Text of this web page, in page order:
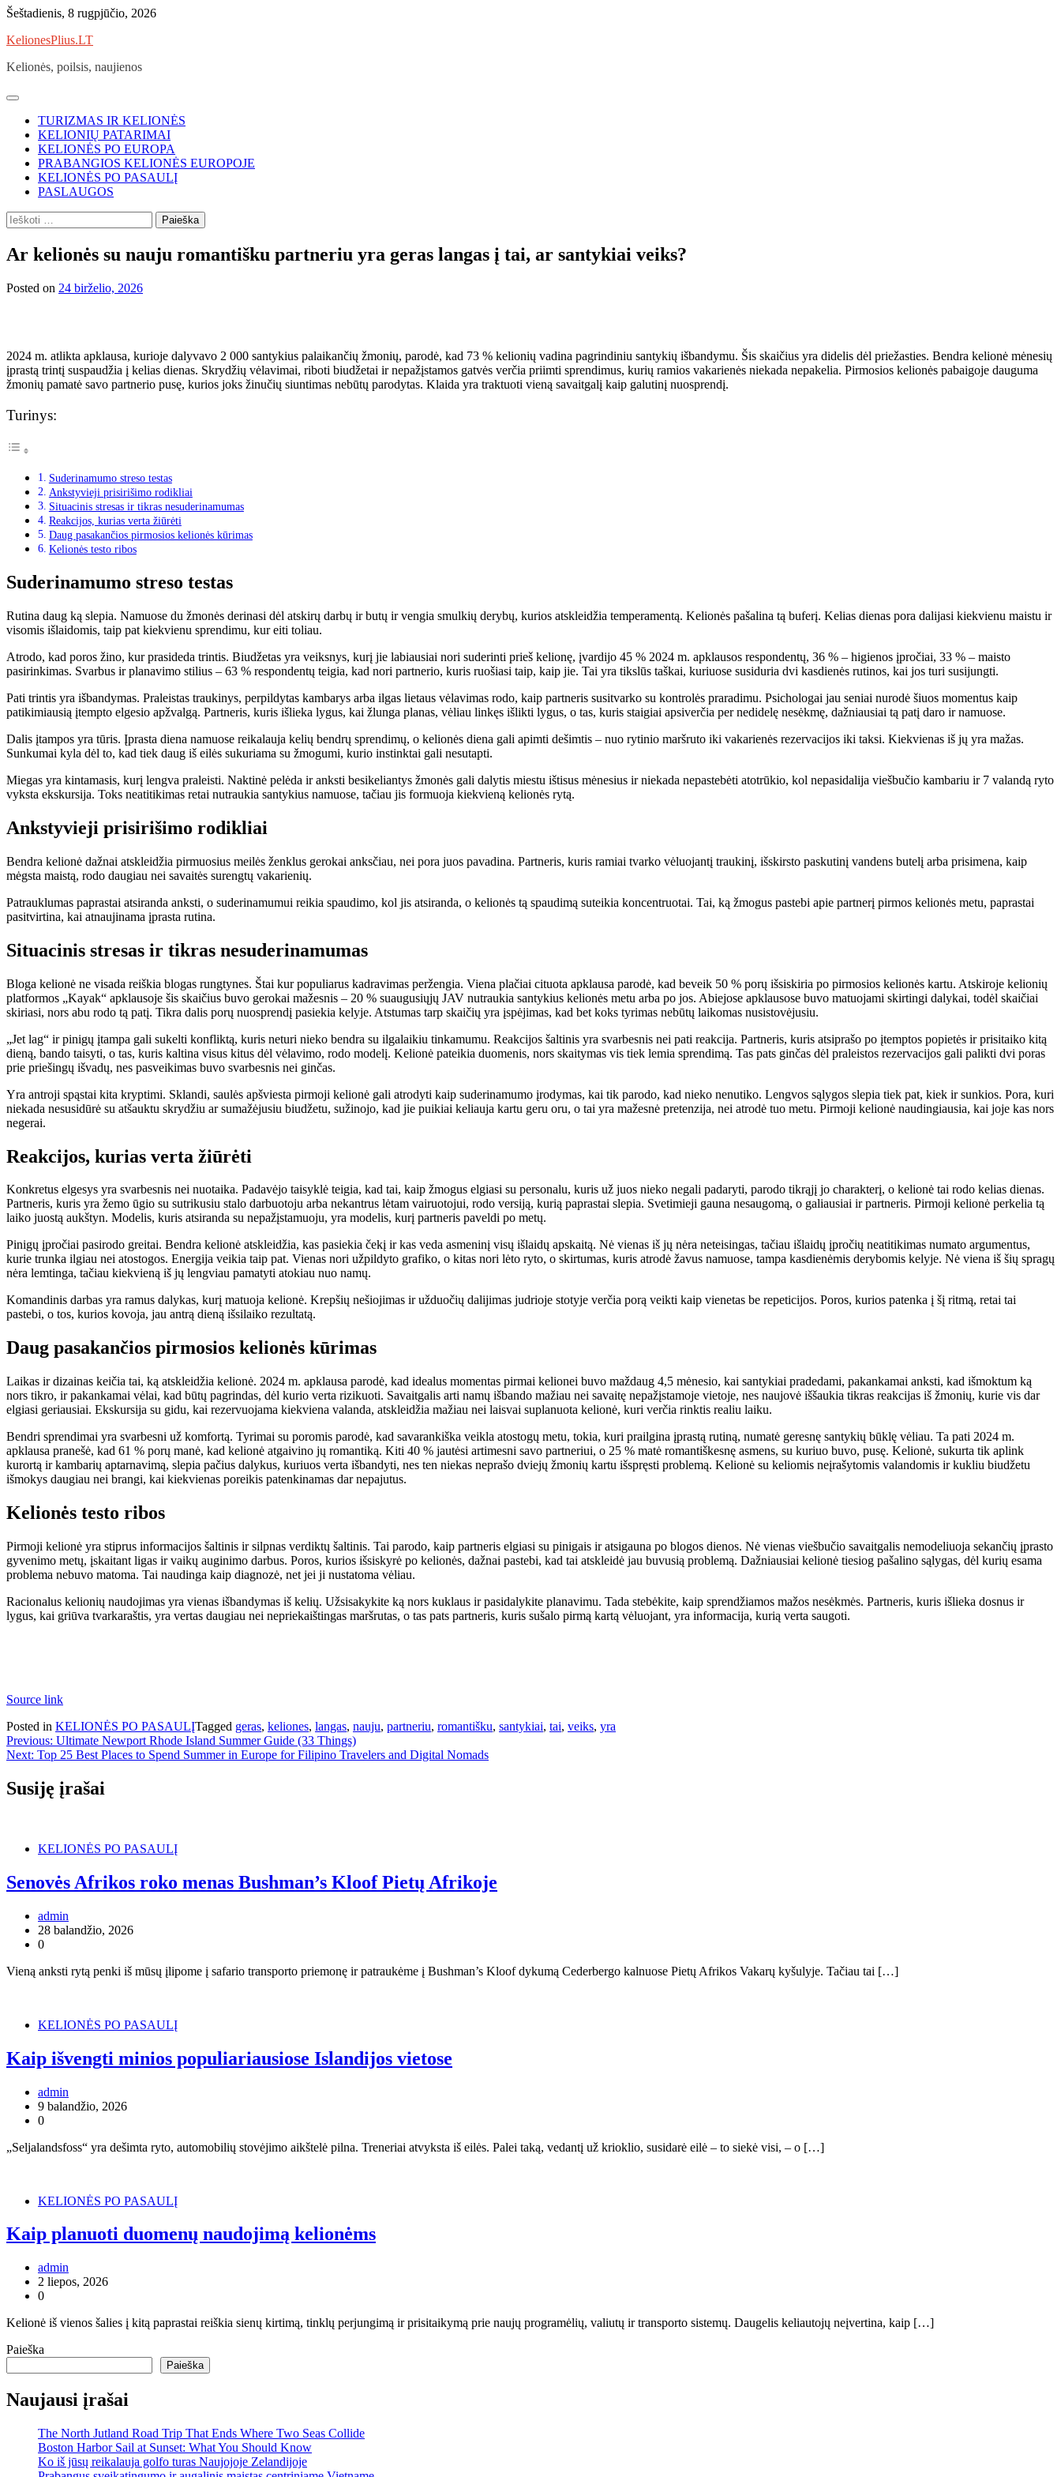
Skip
content
Šeštadienis, 8 rugpjūčio, 2026
KelionesPlius.LT
Kelionės, poilsis, naujienos
TURIZMAS IR KELIONĖS
KELIONIŲ PATARIMAI
KELIONĖS PO EUROPA
PRABANGIOS KELIONĖS EUROPOJE
KELIONĖS PO PASAULĮ
PASLAUGOS
Ieškoti:
Ar kelionės su nauju romantišku partneriu yra geras langas į tai, ar santykiai veiks?
Posted on 24 birželio, 2026
2024 m. atlikta apklausa, kurioje dalyvavo 2 000 santykius palaikančių žmonių, parodė, kad 73 % kelionių vadina pagrindiniu santykių išbandymu. Šis skaičius yra didelis dėl priežasties. Bendra kelionė mėnesių
įprastą trintį suspaudžia į kelias dienas. Skrydžių vėlavimai, riboti biudžetai ir nepažįstamos gatvės verčia priimti sprendimus, kurių ramios vakarienės niekada nepakelia. Pirmosios kelionės pabaigoje dauguma
žmonių pamatė savo partnerio pusę, kurios joks žinučių siuntimas nebūtų parodytas. Klaida yra traktuoti vieną savaitgalį kaip galutinį nuosprendį.
Turinys:
Suderinamumo streso testas
Ankstyvieji prisirišimo rodikliai
Situacinis stresas ir tikras nesuderinamumas
Reakcijos, kurias verta žiūrėti
Daug pasakančios pirmosios kelionės kūrimas
Kelionės testo ribos
Suderinamumo streso testas
Rutina daug ką slepia. Namuose du žmonės derinasi dėl atskirų darbų ir butų ir vengia smulkių derybų, kurios atskleidžia temperamentą. Kelionės pašalina tą buferį. Kelias dienas pora dalijasi kiekvienu maistu ir
visomis išlaidomis, taip pat kiekvienu sprendimu, kur eiti toliau.
Atrodo, kad poros žino, kur prasideda trintis. Biudžetas yra veiksnys, kurį jie labiausiai nori suderinti prieš kelionę, įvardijo 45 % 2024 m. apklausos respondentų, 36 % – higienos įpročiai, 33 % – maisto
pasirinkimas. Svarbus ir planavimo stilius – 63 % respondentų teigia, kad nori partnerio, kuris ruošiasi taip, kaip jie. Tai yra tikslūs taškai, kuriuose susiduria dvi kasdienės rutinos, kai jos turi susijungti.
Pati trintis yra išbandymas. Praleistas traukinys, perpildytas kambarys arba ilgas lietaus vėlavimas rodo, kaip partneris susitvarko su kontrolės praradimu. Psichologai jau seniai nurodė šiuos momentus kaip
patikimiausią įtempto elgesio apžvalgą. Partneris, kuris išlieka lygus, kai žlunga planas, vėliau linkęs išlikti lygus, o tas, kuris staigiai apsiverčia per nedidelę nesėkmę, dažniausiai tą patį daro ir namuose.
Dalis įtampos yra tūris. Įprasta diena namuose reikalauja kelių bendrų sprendimų, o kelionės diena gali apimti dešimtis – nuo ​​rytinio maršruto iki vakarienės rezervacijos iki taksi. Kiekvienas iš jų yra mažas.
Sunkumai kyla dėl to, kad tiek daug iš eilės sukuriama su žmogumi, kurio instinktai gali nesutapti.
Miegas yra kintamasis, kurį lengva praleisti. Naktinė pelėda ir anksti besikeliantys žmonės gali dalytis miestu ištisus mėnesius ir niekada nepastebėti atotrūkio, kol nepasidalija viešbučio kambariu ir 7 valandą ryto
vyksta ekskursija. Toks neatitikimas retai nutraukia santykius namuose, tačiau jis formuoja kiekvieną kelionės rytą.
Ankstyvieji prisirišimo rodikliai
Bendra kelionė dažnai atskleidžia pirmuosius meilės ženklus gerokai anksčiau, nei pora juos pavadina. Partneris, kuris ramiai tvarko vėluojantį traukinį, išskirsto paskutinį vandens butelį arba prisimena, kaip
mėgsta maistą, rodo daugiau nei savaitės surengtų vakarienių.
Patrauklumas paprastai atsiranda anksti, o suderinamumui reikia spaudimo, kol jis atsiranda, o kelionės tą spaudimą suteikia koncentruotai. Tai, ką žmogus pastebi apie partnerį pirmos kelionės metu, paprastai
pasitvirtina, kai atnaujinama įprasta rutina.
Situacinis stresas ir tikras nesuderinamumas
Bloga kelionė ne visada reiškia blogas rungtynes. Štai kur populiarus kadravimas peržengia. Viena plačiai cituota apklausa parodė, kad beveik 50 % porų išsiskiria po pirmosios kelionės kartu. Atskiroje kelionių
platformos „Kayak“ apklausoje šis skaičius buvo gerokai mažesnis – 20 % suaugusiųjų JAV nutraukia santykius kelionės metu arba po jos. Abiejose apklausose buvo matuojami skirtingi dalykai, todėl skaičiai
skiriasi, nors abu rodo tą patį. Tikra dalis porų nuosprendį pasiekia kelyje. Atstumas tarp skaičių yra įspėjimas, kad bet koks tyrimas nebūtų laikomas nusistovėjusiu.
„Jet lag“ ir pinigų įtampa gali sukelti konfliktą, kuris neturi nieko bendra su ilgalaikiu tinkamumu. Reakcijos šaltinis yra svarbesnis nei pati reakcija. Partneris, kuris atsiprašo po įtemptos popietės ir prisitaiko kitą
dieną, bando taisyti, o tas, kuris kaltina visus kitus dėl vėlavimo, rodo modelį. Kelionė pateikia duomenis, nors skaitymas vis tiek lemia sprendimą. Tas pats ginčas dėl praleistos rezervacijos gali palikti dvi poras
prie priešingų išvadų, nes pasveikimas buvo svarbesnis nei ginčas.
Yra antroji spąstai kita kryptimi. Sklandi, saulės apšviesta pirmoji kelionė gali atrodyti kaip suderinamumo įrodymas, kai tik parodo, kad nieko nenutiko. Lengvos sąlygos slepia tiek pat, kiek ir sunkios. Pora, kuri
niekada nesusidūrė su atšauktu skrydžiu ar sumažėjusiu biudžetu, sužinojo, kad jie puikiai keliauja kartu geru oru, o tai yra mažesnė pretenzija, nei atrodė tuo metu. Pirmoji kelionė naudingiausia, kai joje kas nors
negerai.
Reakcijos, kurias verta žiūrėti
Konkretus elgesys yra svarbesnis nei nuotaika. Padavėjo taisyklė teigia, kad tai, kaip žmogus elgiasi su personalu, kuris už juos nieko negali padaryti, parodo tikrąjį jo charakterį, o kelionė tai rodo kelias dienas.
Partneris, kuris yra žemo ūgio su sutrikusiu stalo darbuotoju arba nekantrus lėtam vairuotojui, rodo versiją, kurią paprastai slepia. Svetimieji gauna nesaugomą, o galiausiai ir partneris. Pirmoji kelionė perkelia tą
laiko juostą aukštyn. Modelis, kuris atsiranda su nepažįstamuoju, yra modelis, kurį partneris paveldi po metų.
Pinigų įpročiai pasirodo greitai. Bendra kelionė atskleidžia, kas pasiekia čekį ir kas veda asmeninį visų išlaidų apskaitą. Nė vienas iš jų nėra neteisingas, tačiau išlaidų įpročių neatitikimas numato argumentus,
kurie trunka ilgiau nei atostogos. Energija veikia taip pat. Vienas nori užpildyto grafiko, o kitas nori lėto ryto, o skirtumas, kuris atrodė žavus namuose, tampa kasdienėmis derybomis kelyje. Nė viena iš šių spragų
nėra lemtinga, tačiau kiekvieną iš jų lengviau pamatyti atokiau nuo namų.
Komandinis darbas yra ramus dalykas, kurį matuoja kelionė. Krepšių nešiojimas ir užduočių dalijimas judrioje stotyje verčia porą veikti kaip vienetas be repeticijos. Poros, kurios patenka į šį ritmą, retai tai
pastebi, o tos, kurios kovoja, jau antrą dieną išsilaiko rezultatą.
Daug pasakančios pirmosios kelionės kūrimas
Laikas ir dizainas keičia tai, ką atskleidžia kelionė. 2024 m. apklausa parodė, kad idealus momentas pirmai kelionei buvo maždaug 4,5 mėnesio, kai santykiai pradedami, pakankamai anksti, kad išmoktum ką
nors tikro, ir pakankamai vėlai, kad būtų pagrindas, dėl kurio verta rizikuoti. Savaitgalis arti namų išbando mažiau nei savaitę nepažįstamoje vietoje, nes naujovė iššaukia tikras reakcijas iš žmonių, kurie vis dar
elgiasi geriausiai. Ekskursija su gidu, kai rezervuojama kiekviena valanda, atskleidžia mažiau nei laisvai suplanuota kelionė, kuri verčia rinktis realiu laiku.
Bendri sprendimai yra svarbesni už komfortą. Tyrimai su poromis parodė, kad savarankiška veikla atostogų metu, tokia, kuri prailgina įprastą rutiną, numatė geresnę santykių būklę vėliau. Ta pati 2024 m.
apklausa pranešė, kad 61 % porų manė, kad kelionė atgaivino jų romantiką. Kiti 40 % jautėsi artimesni savo partneriui, o 25 % matė romantiškesnę asmens, su kuriuo buvo, pusę. Kelionė, sukurta tik aplink
kurortą ir kambarių aptarnavimą, slepia pačius dalykus, kuriuos verta išbandyti, nes ten niekas neprašo dviejų žmonių kartu išspręsti problemą. Kelionė su keliomis neįrašytomis valandomis ir kukliu biudžetu
išmokys daugiau nei brangi, kai kiekvienas poreikis patenkinamas dar nepajutus.
Kelionės testo ribos
Pirmoji kelionė yra stiprus informacijos šaltinis ir silpnas verdiktų šaltinis. Tai parodo, kaip partneris elgiasi su pinigais ir atsigauna po blogos dienos. Nė vienas viešbučio savaitgalis nemodeliuoja sekančių įprasto
gyvenimo metų, įskaitant ligas ir vaikų auginimo darbus. Poros, kurios išsiskyrė po kelionės, dažnai pastebi, kad tai atskleidė jau buvusią problemą. Dažniausiai kelionė tiesiog pašalino sąlygas, dėl kurių esama
problema nebuvo matoma. Tai naudinga kaip diagnozė, net jei ji nustatoma vėliau.
Racionalus kelionių naudojimas yra vienas išbandymas iš kelių. Užsisakykite ką nors kuklaus ir pasidalykite planavimu. Tada stebėkite, kaip sprendžiamos mažos nesėkmės. Partneris, kuris išlieka dosnus ir
lygus, kai griūva tvarkaraštis, yra vertas daugiau nei nepriekaištingas maršrutas, o tas pats partneris, kuris sušalo pirmą kartą vėluojant, yra informacija, kurią verta saugoti.
Source link
Posted in KELIONĖS PO PASAULĮTagged geras, keliones, langas, nauju, partneriu, romantišku, santykiai, tai, veiks, yra
Navigacija
tarp
įrašų
Previous: Ultimate Newport Rhode Island Summer Guide (33 Things)
Next: Top 25 Best Places to Spend Summer in Europe for Filipino Travelers and Digital Nomads
Susiję įrašai
KELIONĖS PO PASAULĮ
Senovės Afrikos roko menas Bushman’s Kloof Pietų Afrikoje
admin
28 balandžio, 2026
0
Vieną anksti rytą penki iš mūsų įlipome į safario transporto priemonę ir patraukėme į Bushman’s Kloof dykumą Cederbergo kalnuose Pietų Afrikos Vakarų kyšulyje. Tačiau tai […]
KELIONĖS PO PASAULĮ
Kaip išvengti minios populiariausiose Islandijos vietose
admin
9 balandžio, 2026
0
„Seljalandsfoss“ yra dešimta ryto, automobilių stovėjimo aikštelė pilna. Treneriai atvyksta iš eilės. Palei taką, vedantį už krioklio, susidarė eilė – to siekė visi, – o […]
KELIONĖS PO PASAULĮ
Kaip planuoti duomenų naudojimą kelionėms
admin
2 liepos, 2026
0
Kelionė iš vienos šalies į kitą paprastai reiškia sienų kirtimą, tinklų perjungimą ir prisitaikymą prie naujų programėlių, valiutų ir transporto sistemų. Daugelis keliautojų neįvertina, kaip […]
Paieška
Paieška
Naujausi įrašai
The North Jutland Road Trip That Ends Where Two Seas Collide
Boston Harbor Sail at Sunset: What You Should Know
Ko iš jūsų reikalauja golfo turas Naujojoje Zelandijoje